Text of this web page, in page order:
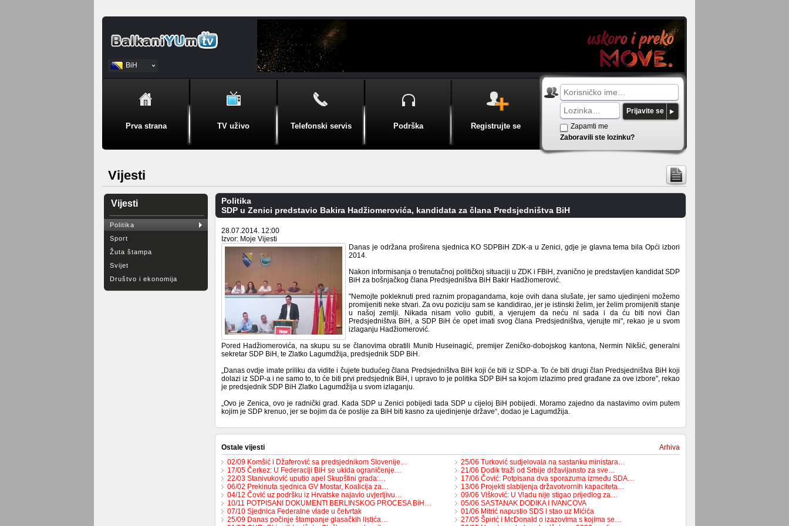
BiH
Srpski
Prva strana TV uživo Telefonski servis Podrška Registrujte se
Prijavite se
Zapamti me
Zaboravili ste lozinku?
Vijesti
Vijesti
Politika
Sport
Žuta štampa
Svijet
Društvo i ekonomija
Politika
SDP u Zenici predstavio Bakira Hadžiomerovića, kandidata za člana Predsjedništva BiH
28.07.2014. 12:00
Izvor: Moje Vijesti
Danas je održana proširena sjednica KO SDPBiH ZDK-a u Zenici, gdje je glavna tema bila Opći izbori
2014.
Nakon informisanja o trenutačnoj političkoj situaciji u ZDK i FBiH, zvanično je predstavljen kandidat SDP
BiH za bošnjačkog člana Predsjedništva BiH Bakir Hadžiomerović.
"Nemojte pokleknuti pred raznim propagandama, koje ovih dana slušate, jer samo ujedinjeni možemo
promijeniti neke stvari. Za ovu poziciju sam se kandidirao, jer je istinski želim, jer želim promijeniti stanje
u našoj zemlji. Nikada nisam volio gubiti, a vjerujem da neću ni sada i da ću biti novi član
Predsjedništva BiH, a SDP BiH će opet imati svog člana Predsjedništva, vjerujte mi", rekao je u svom
izlaganju Hadžiomerović.
Pored Hadžiomerovića, na skupu su se članovima obratili Munib Huseinagić, premijer Zeničko-dobojskog kantona, Nermin Nikšić, generalni
sekretar SDP BiH, te Zlatko Lagumdžija, predsjednik SDP BiH.
„Danas ovdje imate priliku da vidite i čujete budućeg člana Predsjedništva BiH koji će biti iz SDP-a. To će biti drugi član Predsjedništva BiH koji
dolazi iz SDP-a i ne samo to, to će biti prvi predsjednik BiH, i upravo to je politika SDP BiH sa kojom izlazimo pred građane za ove izbore", rekao
je predsjednik SDP BiH Zlatko Lagumdžija u svom izlaganju.
„Ovo je Zenica, ovo je radnički grad. Kada SDP u Zenici pobijedi tada SDP u cijeloj BiH pobijedi. Moramo zajedno da nastavimo ovim putem
kojim je SDP krenuo, jer se bojim da će poslije za BiH biti kasno za ujedinjenje države“, dodao je Lagumdžija.
Ostale vijesti
Arhiva
02/09 Komšić i Džaferović sa predsjednikom Slovenije…
17/05 Čerkez: U Federaciji BiH se ukida ograničenje…
22/03 Stanivuković uputio apel Skupštini grada:…
06/02 Prekinuta sjednica GV Mostar, Koalicija za…
04/12 Čović uz podršku iz Hrvatske najavio uvjerljivu…
10/11 POTPISANI DOKUMENTI BERLINSKOG PROCESA BiH…
07/10 Sjednica Federalne vlade u četvrtak
25/09 Danas počinje štampanje glasačkih listića…
25/06 Turković sudjelovala na sastanku ministara…
21/06 Dodik traži od Srbije državljansto za sve…
17/06 Čović: Potpisana dva sporazuma između SDA…
13/06 Projekti slabljenja državotvornih kapaciteta…
09/06 Višković: U Vladu nije stigao prijedlog za…
05/06 SASTANAK DODIKA I IVANCOVA
01/06 Mitrić napustio SDS i stao uz Mićića
27/05 Špirić i McDonald o izazovima s kojima se…